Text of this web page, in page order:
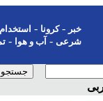
-کرونا-استخدام-
شرعی-آب و هوا-تماس